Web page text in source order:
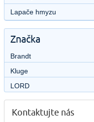
Lapače hmyzu
Značka
Brandt
Kluge
LORD
Kontaktujte nás